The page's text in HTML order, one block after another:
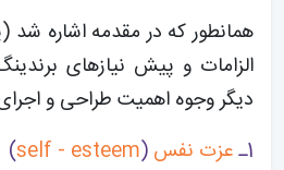
همانطور که در مقدمه اشاره شد
الزامات و پیش نیازهای
دیگر وجوه اهمیت طراحی و اجرای
1ـ عزت نفس (
self - esteem
)